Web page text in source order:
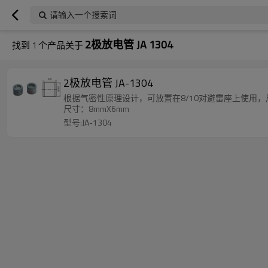
请输入一个搜索词
找到 1 个产品关于2极放电管 JA 1304
2极放电管 JA-1304
根据气密性原理设计，可放置在8/10对避雷座上使用，
尺寸：8mmX6mm
型号:JA-1304